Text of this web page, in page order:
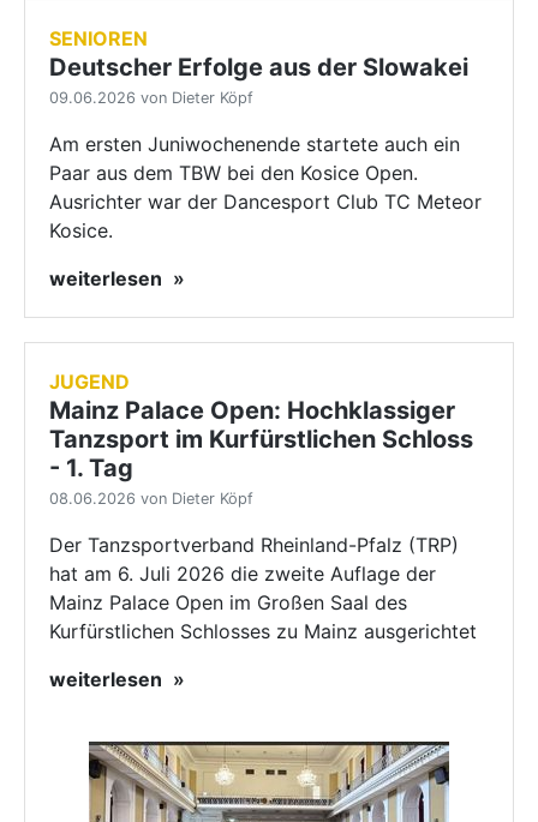
SENIOREN
Deutscher Erfolge aus der Slowakei
09.06.2026 von Dieter Köpf
Am ersten Juniwochenende startete auch ein
Paar aus dem TBW bei den Kosice Open.
Ausrichter war der Dancesport Club TC Meteor
Kosice.
weiterlesen
JUGEND
Mainz Palace Open: Hochklassiger
Tanzsport im Kurfürstlichen Schloss
- 1. Tag
08.06.2026 von Dieter Köpf
Der Tanzsportverband Rheinland-Pfalz (TRP)
hat am 6. Juli 2026 die zweite Auflage der
Mainz Palace Open im Großen Saal des
Kurfürstlichen Schlosses zu Mainz ausgerichtet
weiterlesen